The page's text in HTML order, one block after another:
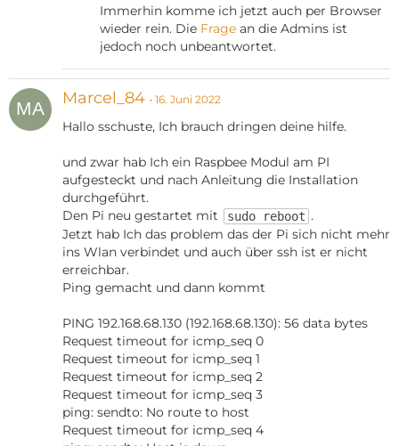
Immerhin komme ich jetzt auch per Browser
wieder rein. Die Frage an die Admins ist
jedoch noch unbeantwortet.
Marcel_84 16. Juni 2022
Hallo sschuste, Ich brauch dringen deine hilfe.
und zwar hab Ich ein Raspbee Modul am PI
aufgesteckt und nach Anleitung die Installation
durchgeführt.
Den Pi neu gestartet mit
sudo reboot .
Jetzt hab Ich das problem das der Pi sich nicht mehr
ins Wlan verbindet und auch über ssh ist er nicht
erreichbar.
Ping gemacht und dann kommt
PING 192.168.68.130 (192.168.68.130): 56 data bytes
Request timeout for icmp_seq 0
Request timeout for icmp_seq 1
Request timeout for icmp_seq 2
Request timeout for icmp_seq 3
ping: sendto: No route to host
Request timeout for icmp_seq 4